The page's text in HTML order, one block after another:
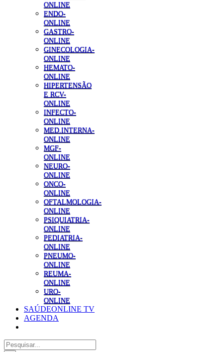
ONLINE
ENDO-
ONLINE
GASTRO-
ONLINE
GINECOLOGIA-
ONLINE
HEMATO-
ONLINE
HIPERTENSÃO
E RCV-
ONLINE
INFECTO-
ONLINE
MED.INTERNA-
ONLINE
MGF-
ONLINE
NEURO-
ONLINE
ONCO-
ONLINE
OFTALMOLOGIA-
ONLINE
PSIQUIATRIA-
ONLINE
PEDIATRIA-
ONLINE
PNEUMO-
ONLINE
REUMA-
ONLINE
URO-
ONLINE
SAÚDEONLINE TV
AGENDA
Pesquisar